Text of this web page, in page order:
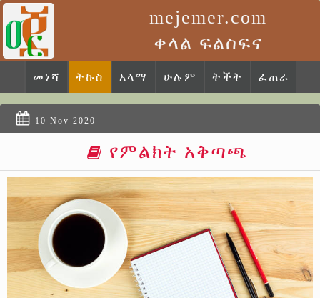
mejemer.com
ቀላል ፍልስፍና
መነሻ ትኩስ አላማ ሁሉም ትችት ፈጠራ
10 Nov 2020
የምልክት አቅጣጫ